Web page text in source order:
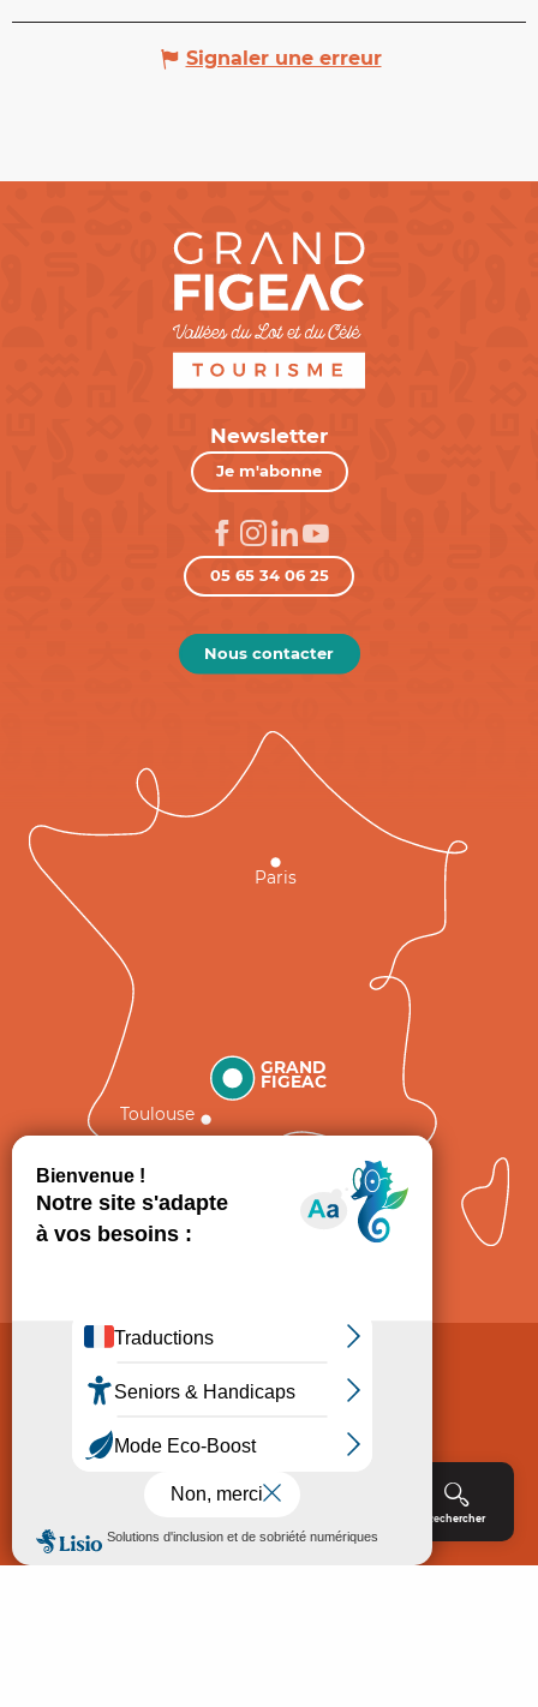
Rechercher
Signaler une erreur
Newsletter
Je m'abonne
05 65 34 06 25
Nous contacter
GRAND
FIGEAC
Toulouse
Paris
Politique de Protection des données
Consentement
Accessibilité : non conforme